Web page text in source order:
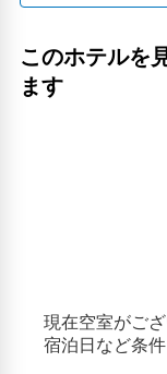
このホテルを
ます